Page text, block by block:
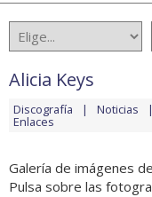
Alicia Keys
Discografía Noticias
Enlaces
Galería de imágenes
Pulsa sobre las